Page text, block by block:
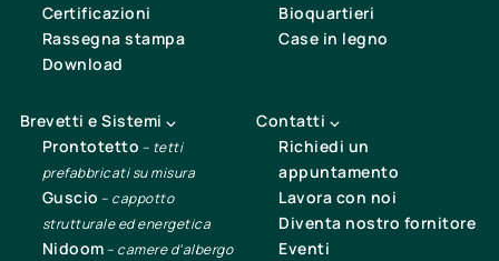
Certificazioni
Rassegna stampa
Download
Bioquartieri
Case in legno
Brevetti e Sistemi ⌵
Prontotetto – tetti
prefabbricati su misura
Guscio – cappotto
strutturale ed energetica
Nidoom– camere d’albergo
Contatti ⌵
Richiedi un
appuntamento
Lavora con noi
Diventa nostro fornitore
Eventi